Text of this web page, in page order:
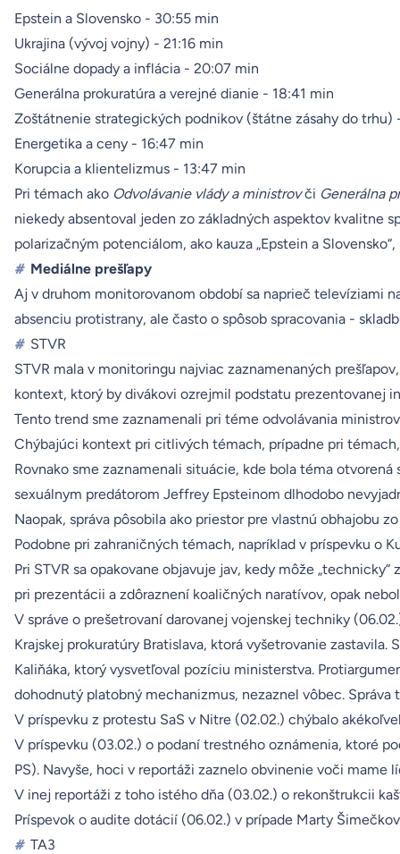
Epstein a Slovensko - 30:55 min
Ukrajina (vývoj vojny) - 21:16 min
Sociálne dopady a inflácia - 20:07 min
Generálna prokuratúra a verejné dianie - 18:41 min
Zoštátnenie strategických podnikov (štátne zásahy do trhu)
Energetika a ceny - 16:47 min
Korupcia a klientelizmus - 13:47 min
Pri témach ako Odvolávanie vlády a ministrovči Generálna
niekedy absentoval jeden zo základných aspektov kvalitne
polarizačným potenciálom, ako kauza „Epstein a
# Mediálne prešľapy
Aj v druhom monitorovanom období sa naprieč televíziami
absenciu protistrany, ale často o spôsob spracovania -
# STVR
STVR mala v monitoringu najviac zaznamenaných
kontext, ktorý by divákovi ozrejmil podstatu prezentovanej
Tento trend sme zaznamenali pri téme odvolávania
Chýbajúci kontext pri citlivých témach, prípadne pri
Rovnako sme zaznamenali situácie, kde bola téma
sexuálnym predátorom Jeffrey Epsteinom dlhodobo
Naopak, správa pôsobila ako priestor pre vlastnú obhajobu
Podobne pri zahraničných témach, napríklad v príspevku o
Pri STVR sa opakovane objavuje jav, kedy môže
pri prezentácii a zdôraznení koaličných naratívov, opak
V správe o prešetrovaní darovanej vojenskej techniky
Krajskej prokuratúry Bratislava, ktorá vyšetrovanie
Kaliňáka, ktorý vysvetľoval pozíciu ministerstva.
dohodnutý platobný mechanizmus, nezaznel vôbec.
V príspevku z protestu SaS v Nitre (02.02.) chýbalo
V príspevku (03.02.) o podaní trestného oznámenia, ktoré
PS). Navyše, hoci v reportáži zaznelo obvinenie voči
V inej reportáži z toho istého dňa (03.02.) o rekonštrukcii
Príspevok o audite dotácií (06.02.) v prípade Marty
# TA3